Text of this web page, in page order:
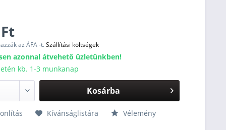
az ÁFA -t.Szállítási költségek
azonnal átvehető üzletünkben!
kb. 1-3 munkanap
Kosárba
Kívánságlistára Vélemény